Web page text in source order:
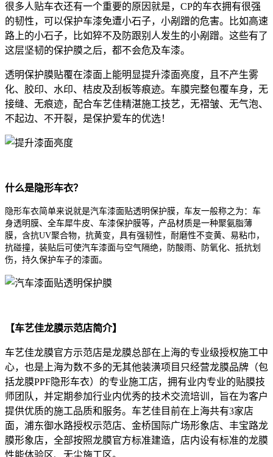
很多人贴车衣还有一个重要的原因就是，CP的车衣拥有很强
的韧性，可以保护车漆免遭小石子，小剐蹭的危害。比如高速
路上的小石子，比如猝不及防跟别人发生的小剐蹭。这些有了
这层坚韧的保护膜之后，都不会危及车漆。
透明保护膜贴覆在漆面上能明显提升漆面亮度，且不产生雾
化、胶印、水印、桔皮及刮板等痕迹。车膜完整包覆车身，无
接缝、无痕迹，配合车艺佳精湛施工技艺，无褶皱、无气泡、
不起边、不开裂，是保护爱车的优选！
什么是隐形车衣？
隐形车衣简单来说就是汽车漆面贴透明保护膜，车友一般称之为：车
身透明膜、全车犀牛皮、车漆保护膜等，产品材质是一种聚氨脂薄
膜，含抗UV聚合物，抗黄变，具有强韧性，耐磨性不变黄、易粘巾，
抗碰撞，装贴后可使汽车漆面与空气隔绝，防酸雨、防氧化、抵抗划
伤，持久保护车子的漆面。
【车艺佳龙膜示范店简介】
车艺佳龙膜官方示范店是龙膜总部在上海的专业级授权施工中
心，也是上海为数不多的无其他装潢项目只经营龙膜品牌（包
括龙膜PPF隐形车衣）的专业施工店，拥有业内专业的贴膜技
师团队，并定期参加行业内优秀的技术交流培训，旨在为客户
提供优质的施工品质和服务。车艺佳目前在上海共有3家店
面，浦东御水路授权示范店、金桥国际广场形象店、丰宝路龙
膜形象店，全部按照龙膜官方标准建造，店内设有标准的龙膜
性能体验区、无尘施工区。